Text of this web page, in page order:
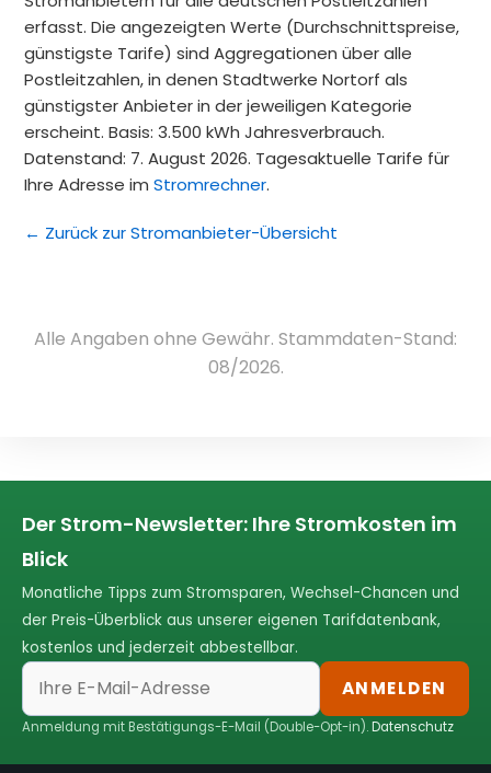
erfasst. Die angezeigten Werte (Durchschnittspreise,
günstigste Tarife) sind Aggregationen über alle
Postleitzahlen, in denen Stadtwerke Nortorf als
günstigster Anbieter in der jeweiligen Kategorie
erscheint. Basis: 3.500 kWh Jahresverbrauch.
Datenstand: 7. August 2026. Tagesaktuelle Tarife für
Ihre Adresse imStromrechner.
← Zurück zur Stromanbieter-Übersicht
Alle Angaben ohne Gewähr. Stammdaten-Stand:
08/2026.
Der Strom-Newsletter: Ihre Stromkosten im
Blick
Monatliche Tipps zum Stromsparen, Wechsel-Chancen und
der Preis-Überblick aus unserer eigenen Tarifdatenbank,
kostenlos und jederzeit abbestellbar.
ANMELDEN
Anmeldung mit Bestätigungs-E-Mail (Double-Opt-in).Datenschutz